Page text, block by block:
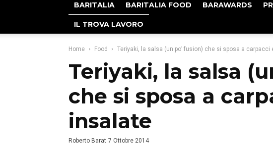
BARITALIA BARITALIA FOOD BARAWARDS
IL TROVA LAVORO
Home Food Teriyaki, la salsa (un po’ fusion) che si sposa a carpacci
Teriyaki, la salsa
che si sposa a
insalate
Roberto Barat 7 Ottobre 2014